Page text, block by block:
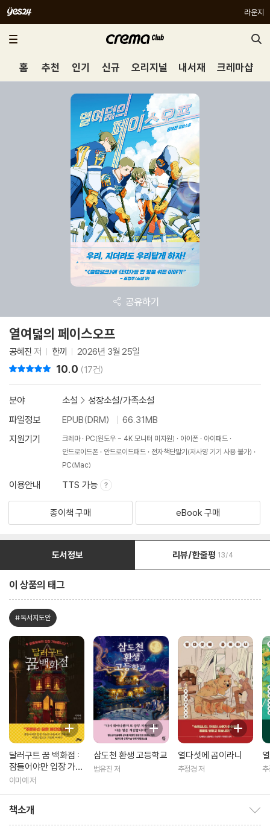
라운지
홈 추천 인기 신규 오리지널 내서재 크레마샵
공유하기
열여덟의 페이스오프
공혜진 저 한끼 2026년 3월 25일
10.0 (17건)
분야 소설 > 성장소설/가족소설
파일정보
EPUB(DRM)
66.31MB
지원기기
크레마 PC(윈도우 - 4K 모니터 미지원) 아이폰
아이패드
안드로이드폰
안드로이드패드
전자책단말기(저사양 기기 사용 불가)
PC(Mac)
이용안내 TTS 가능
종이책 구매 eBook 구매
도서정보 리뷰/한줄평 13/4
이 상품의 태그
#독서지도안
달러구트 꿈 백화점 :
잠들어야만 입장 가능
합니다
이미예 저
삼도천 환생 고등학교
범유진 저
열다섯에 곰이라니
추정경 저 추
책소개